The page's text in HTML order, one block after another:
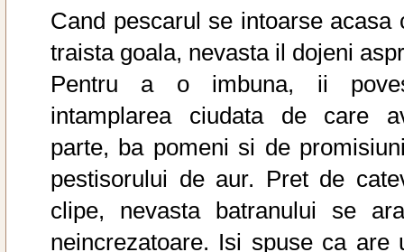
Cand pescarul se intoarse acasa
traista goala, nevasta il dojeni
Pentru a o imbuna, ii
intamplarea ciudata de care
parte, ba pomeni si de
pestisorului de aur. Pret de
clipe, nevasta batranului se
neincrezatoare. Isi spuse ca are